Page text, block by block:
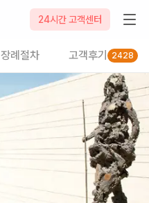
24시간 고객센터
장례절차 고객후기 2428